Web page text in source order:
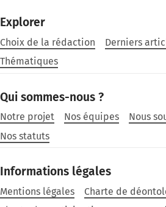
Explorer
Choix de la rédaction Derniers
Thématiques
Qui sommes-nous ?
Notre projet Nos équipes Nous
Nos statuts
Informations légales
Mentions légales
Charte de